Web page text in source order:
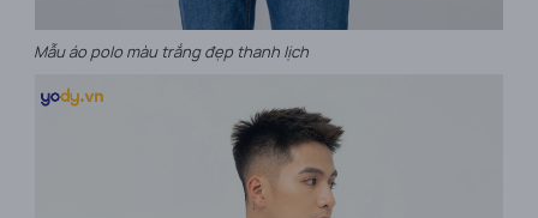
Mẫu áo polo màu trắng đẹp thanh lịch